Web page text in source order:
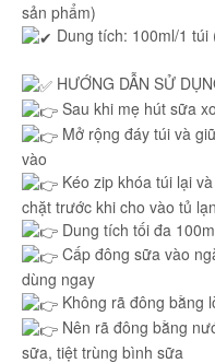
sản phẩm)
Dung tích: 100ml/1 túi
HƯỚNG DẪN SỬ
Sau khi mẹ hút sữa
Mở rộng đáy túi và
vào
Kéo zip khóa túi lại
chặt trước khi cho vào tủ
Dung tích tối đa
Cấp đông sữa vào
dùng ngay
Không rã đông bằng
Nên rã đông bằng
sữa, tiệt trùng bình sữa